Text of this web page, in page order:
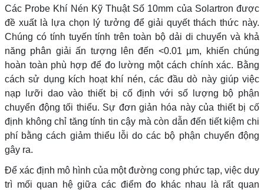
Các Probe Khí Nén Kỹ Thuật Số 10mm của Solartron được
đề xuất là lựa chọn lý tưởng để giải quyết thách thức này.
Chúng có tính tuyến tính trên toàn bộ dải di chuyển và khả
năng phân giải ấn tượng lên đến <0.01 µm, khiến chúng
hoàn toàn phù hợp để đo lường một cách chính xác. Bằng
cách sử dụng kích hoạt khí nén, các đầu dò này giúp việc
nạp lưỡi dao vào thiết bị cố định với số lượng bộ phận
chuyển động tối thiểu. Sự đơn giản hóa này của thiết bị cố
định không chỉ tăng tính tin cậy mà còn dẫn đến tiết kiệm chi
phí bằng cách giảm thiểu lỗi do các bộ phận chuyển động
gây ra.
Để xác định mô hình của một đường cong phức tạp, việc duy
trì mối quan hệ giữa các điểm đo khác nhau là rất quan